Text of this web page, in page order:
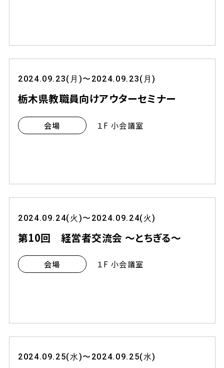
2024.09.23(月)〜2024.09.23(月)
栃木県教職員向けアウターセミナー
会場 １F 小会議室
2024.09.24(火)〜2024.09.24(火)
第10回 経営者交流会 ～とちぎる～
会場 １F 小会議室
2024.09.25(水)〜2024.09.25(水)